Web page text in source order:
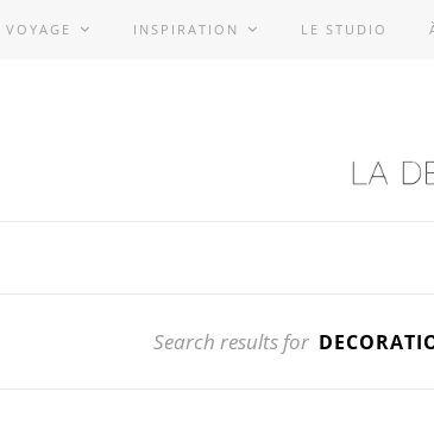
VOYAGE INSPIRATION LE STUDIO
Search results for